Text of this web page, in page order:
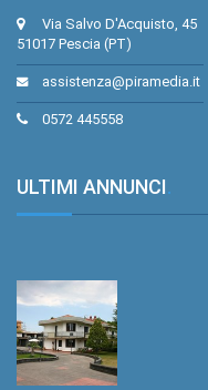
Via Salvo D'Acquisto, 45
51017 Pescia (PT)
assistenza@piramedia.it
0572 445558
ULTIMI ANNUNCI.